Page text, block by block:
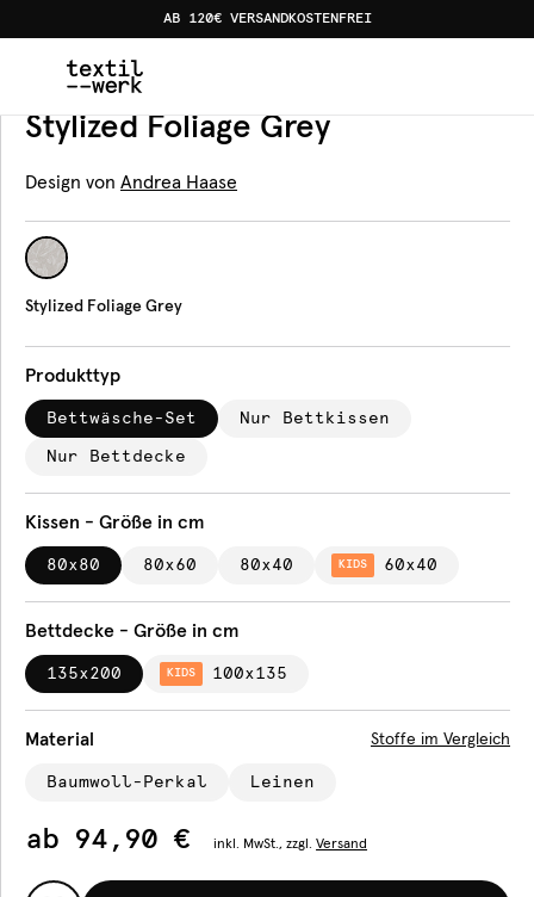
AB 120€ VERSANDKOSTENFREI
Produkte Bettwäsche Stylized Foliage Grey
Bettwäsche
Stylized Foliage Grey
Design von Andrea Haase
Stylized Foliage Grey
Produkttyp
Bettwäsche-Set Nur Bettkissen
Nur Bettdecke
Kissen - Größe in cm
80x80 80x60 80x40 KIDS 60x40
Bettdecke - Größe in cm
135x200 KIDS 100x135
Material Stoffe im Vergleich
Baumwoll-Perkal Leinen
ab 94,90 € inkl. MwSt., zzgl. Versand